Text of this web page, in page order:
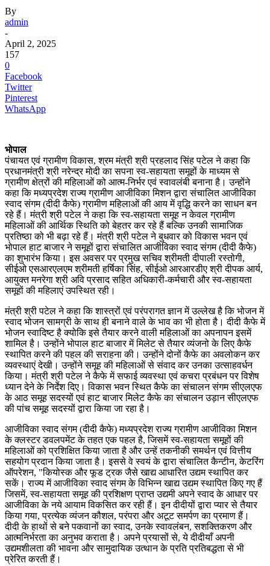
By
admin
-
April 2, 2025
157
0
Facebook
Twitter
Pinterest
WhatsApp
भोपाल
पंचायत एवं ग्रामीण विकास, श्रम मंत्री श्री प्रहलाद सिंह पटेल ने कहा कि
प्रधानमंत्री श्री नरेन्द्र मोदी का सपना स्व-सहायता समूहों के माध्यम से
ग्रामीण क्षेत्रों की महिलाओं को आत्म-निर्भर एवं स्वावलंबी बनाना है। उन्होंने
कहा कि मध्यप्रदेश राज्य ग्रामीण आजीविका मिशन द्वारा संचालित आजीविका
स्वाद संगम (दीदी कैफे) ग्रामीण महिलाओं की आय में वृद्धि करने का साधन बन
रहे हैं। मंत्री श्री पटेल ने कहा कि स्व-सहायता समूह न केवल ग्रामीण
महिलाओं की आर्थिक स्थिति को बेहतर कर रहे हैं बल्कि उनकी सामाजिक
प्रतिष्ठा को भी बढ़ा रहे हैं। मंत्री श्री पटेल ने बुधवार को विकास भवन एवं
भोपाल हाट बाजार ने समूहों द्वारा संचालित आजीविका स्वाद संगम (दीदी कैफे)
का शुभारंभ किया। इस अवसर पर प्रमुख सचिव श्रीमती दीपाली रस्तोगी,
सीईओ एसआरएलएम श्रीमती हर्षिका सिंह, सीईओ आरआरडीए श्री दीपक आर्य,
आयुक्त मनरेगा श्री अवि प्रसाद सहित अधिकारी-कर्मचारी और स्व-सहायता
समूहों की महिलाएं उपस्थित रही।
मंत्री श्री पटेल ने कहा कि शास्त्रों एवं परंपरागत ज्ञान में उल्लेख है कि भोजन में
स्वाद भोजन सामग्री के साथ ही बनाने वाले के भाव का भी होता है। दीदी कैफे में
भोजन स्वादिष्ट है क्योकि इसे तैयार करने वाली महिलाओं का अपनापन इसमें
शामिल है। उन्होंने भोपाल हाट बाजार में मिलेट से तैयार व्यंजनो के लिए कैफे
स्थापित करने की पहल की सराहना की। उन्होंने दोनों कैफे का अवलोकन कर
व्यवस्थाएं देखी। उन्होंने समूह की महिलाओं से संवाद कर उनका उत्साहवर्धन
किया। मंत्री श्री पटेल ने कैफे में सफाई व्यवस्था एवं कचरा प्रबंधन पर विशेष
ध्यान देने के निर्देश दिए। विकास भवन स्थित कैफे का संचालन संगम सीएलएफ
के आठ समूह सदस्यों एवं हाट बाजार मिलेट कैफे का संचालन उड़ान सीएलएफ
की पांच समूह सदस्यों द्वारा किया जा रहा है।
आजीविका स्वाद संगम (दीदी कैफे) मध्यप्रदेश राज्य ग्रामीण आजीविका मिशन
के क्लस्टर डवलपमेंट के तहत एक पहल है, जिसमें स्व-सहायता समूहों की
महिलाओं को प्रशिक्षित किया जाता है और उन्हें तकनीकी समर्थन एवं वित्तीय
सहयोग प्रदान किया जाता है। इससे वे स्वयं के द्वारा संचालित कैन्टीन, केटरिंग
ऑपरेशन, "कियोस्क और फूड ट्रक जैसे खाद्य आधारित उद्यम स्थापित कर
सकें। राज्य में आजीविका स्वाद संगम के विभिन्न खाद्य उद्यम स्थापित किए गए हैं
जिसमें, स्व-सहायता समूह की प्रशिक्षण प्राप्त उद्यमी अपने स्वाद के आधार पर
आजीविका के नये आयाम विकसित कर रही हैं। इन दीदीयों द्वारा प्यार से तैयार
किया गया, प्रत्येक व्यंजन कौशल, परंपरा और अटूट समर्पण का प्रमाण हैं।
दीदी के हाथों से बने पकवानों का स्वाद, उनके स्वावलंबन, सशक्तिकरण और
आत्मनिर्भरता का अनुभव कराता है। अपने प्रयासों से, ये दीदीयाँ अपनी
उद्यमशीलता की भावना और सामुदायिक उत्थान के प्रति प्रतिबद्धता से भी
प्रेरित करती हैं।